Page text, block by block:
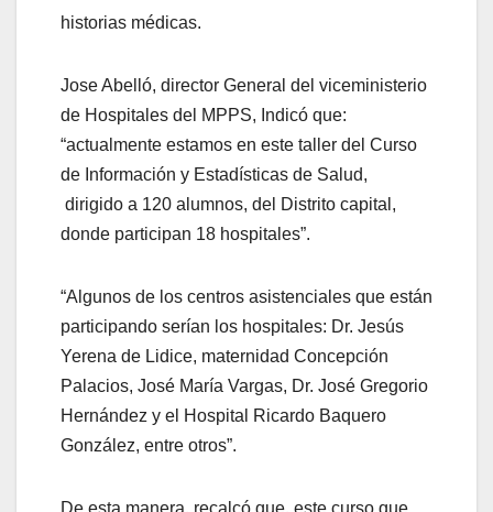
historias médicas.
Jose Abelló, director General del viceministerio
de Hospitales del MPPS, Indicó que:
“actualmente estamos en este taller del Curso
de Información y Estadísticas de Salud,
dirigido a 120 alumnos, del Distrito capital,
donde participan 18 hospitales”.
“Algunos de los centros asistenciales que están
participando serían los hospitales: Dr. Jesús
Yerena de Lidice, maternidad Concepción
Palacios, José María Vargas, Dr. José Gregorio
Hernández y el Hospital Ricardo Baquero
González, entre otros”.
De esta manera, recalcó que, este curso que